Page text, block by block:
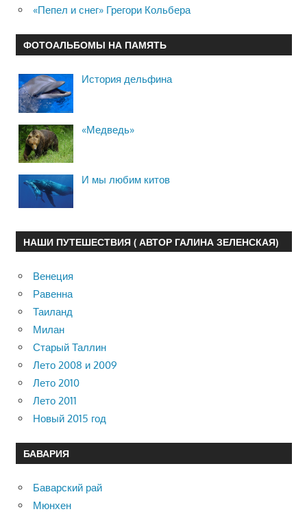
«Пепел и снег» Грегори Кольбера
ФОТОАЛЬБОМЫ НА ПАМЯТЬ
История дельфина
«Медведь»
И мы любим китов
НАШИ ПУТЕШЕСТВИЯ ( АВТОР ГАЛИНА ЗЕЛЕНСКАЯ)
Венеция
Равенна
Таиланд
Милан
Старый Таллин
Лето 2008 и 2009
Лето 2010
Лето 2011
Новый 2015 год
БАВАРИЯ
Баварский рай
Мюнхен